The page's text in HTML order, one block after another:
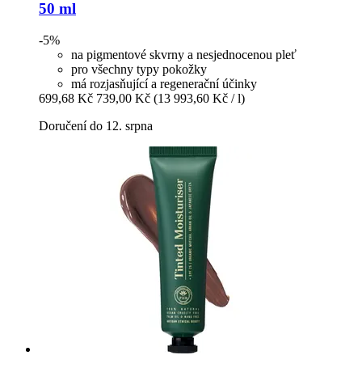
50 ml
-5%
na pigmentové skvrny a nesjednocenou pleť
pro všechny typy pokožky
má rozjasňující a regenerační účinky
699,68 Kč 739,00 Kč (13 993,60 Kč / l)
Doručení do 12. srpna